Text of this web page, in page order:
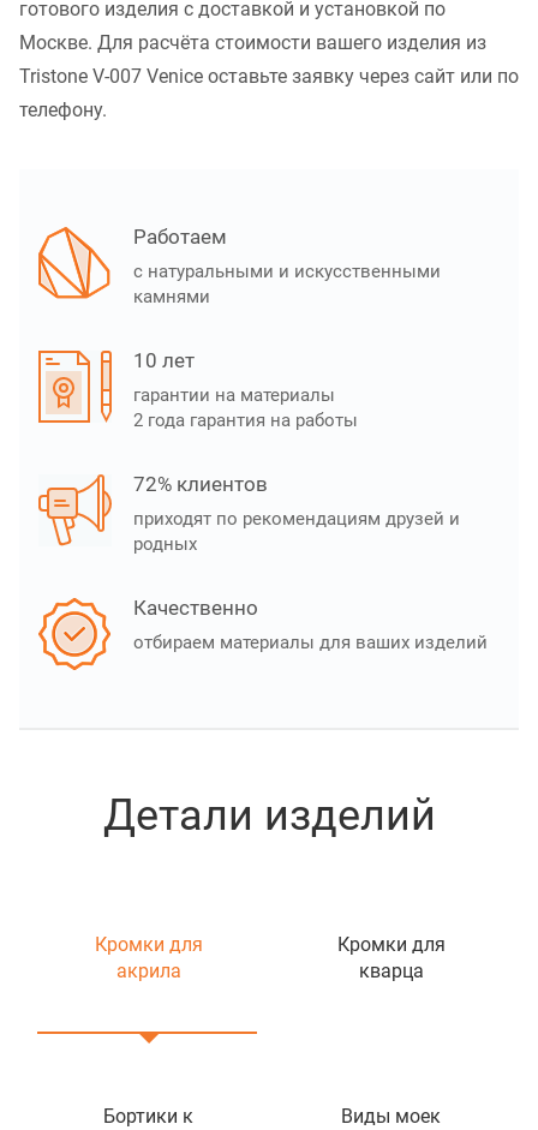
готового изделия с доставкой и установкой по
Москве. Для расчёта стоимости вашего изделия из
Tristone V-007 Venice оставьте заявку через сайт или по
телефону.
Работаем
с натуральными и искусственными
камнями
10 лет
гарантии на материалы
2 года гарантия на работы
72% клиентов
приходят по рекомендациям друзей и
родных
Качественно
отбираем материалы для ваших изделий
Детали изделий
Кромки для
акрила
Кромки для
кварца
Бортики к
Виды моек